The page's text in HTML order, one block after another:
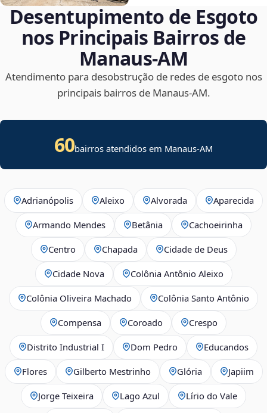
Desentupimento de Esgoto
nos Principais Bairros de
Manaus‑AM
Atendimento para desobstrução de redes de esgoto nos
principais bairros de Manaus‑AM.
60bairros atendidos em Manaus-AM
Adrianópolis Aleixo Alvorada Aparecida
Armando Mendes Betânia Cachoeirinha
Centro Chapada Cidade de Deus
Cidade Nova Colônia Antônio Aleixo
Colônia Oliveira Machado Colônia Santo Antônio
Compensa Coroado Crespo
Distrito Industrial I Dom Pedro Educandos
Flores Gilberto Mestrinho Glória Japiim
Jorge Teixeira Lago Azul Lírio do Vale